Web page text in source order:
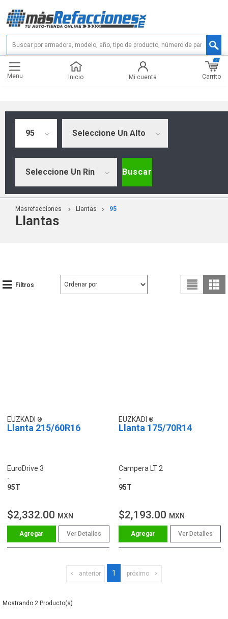
Menu Inicio Mi cuenta Carrito
0
Masrefacciones Llantas 95
Llantas
95 Seleccione Un Alto
Seleccione Un Rin Buscar
Filtros
EUZKADI
Llanta 215/60R16
EuroDrive 3
-
95T
$2,332.00 MXN
Ver Detalles
EUZKADI
Llanta 175/70R14
Campera LT 2
-
95T
$2,193.00 MXN
Ver Detalles
anterior 1 próximo
2